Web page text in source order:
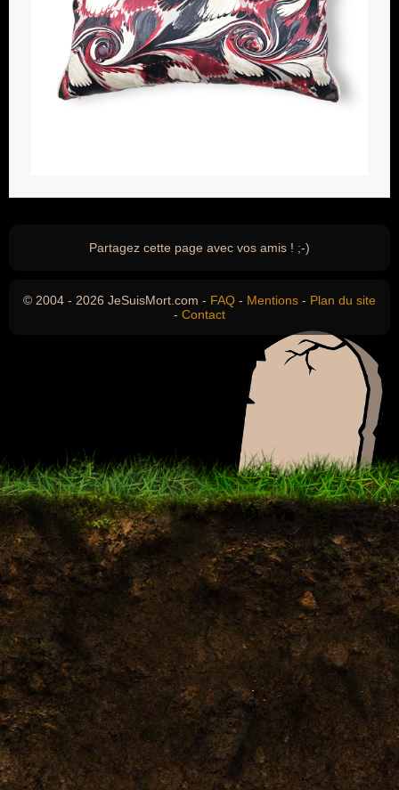
Partagez cette page avec vos amis ! ;-)
© 2004 - 2026 JeSuisMort.com - FAQ - Mentions - Plan du site
- Contact